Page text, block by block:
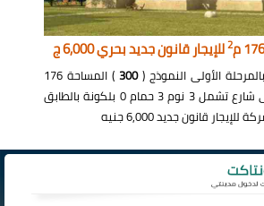
2للإيجار قانون جديد بحري 6,000 ج
الأولى النموذج (300
) المساحة 176
بحري تطل على شارع تشمل 3 نوم 3 حمام 0 بلكونة بالطابق
قانون جديد 6,000 جنيه